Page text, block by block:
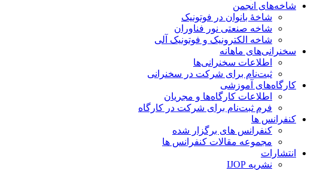
شاخه‌های انجمن
شاخۀ بانوان در فوتونیک
شاخه صنعتی نور فناوران
شاخه‌ الکترونیک و فوتونیک آلی
سخنرانی‌های ماهانه
اطلاعات سخنرانی‌‌ها
ثبت‌نام برای شرکت در سخنرانی
کارگاه‌های آموزشی
اطلاعات کارگاه‌ها و مجریان
فرم ثبت‌نام برای شرکت در کارگاه
کنفرانس ها
کنفرانس های برگزار شده
مجموعه مقالات کنفرانس ها
انتشارات
نشریه IJOP